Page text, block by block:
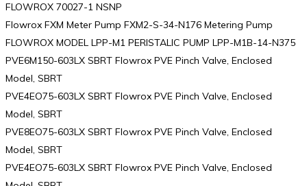
FLOWROX 70027-1 NSNP
Flowrox FXM Meter Pump FXM2-S-34-N176 Metering Pump
FLOWROX MODEL LPP-M1 PERISTALIC PUMP LPP-M1B-14-N375
PVE6M150-603LX SBRT Flowrox PVE Pinch Valve, Enclosed
Model, SBRT
PVE4EO75-603LX SBRT Flowrox PVE Pinch Valve, Enclosed
Model, SBRT
PVE8EO75-603LX SBRT Flowrox PVE Pinch Valve, Enclosed
Model, SBRT
PVE4EO75-603LX SBRT Flowrox PVE Pinch Valve, Enclosed